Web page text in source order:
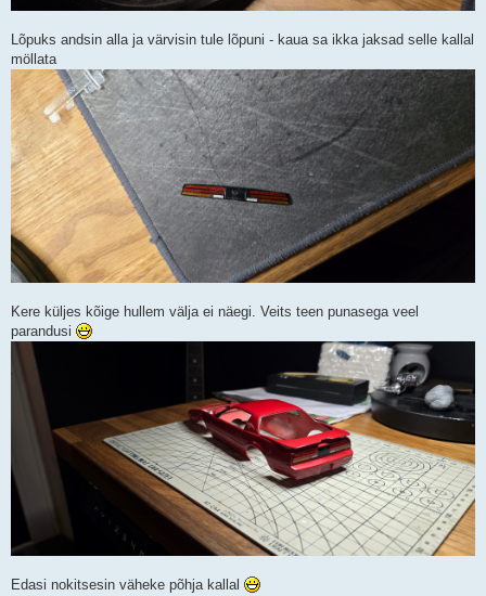
Lõpuks andsin alla ja värvisin tule lõpuni - kaua sa ikka jaksad selle kallal
möllata
Kere küljes kõige hullem välja ei näegi. Veits teen punasega veel
parandusi
Edasi nokitsesin väheke põhja kallal